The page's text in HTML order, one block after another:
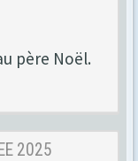
père Noël.
2025